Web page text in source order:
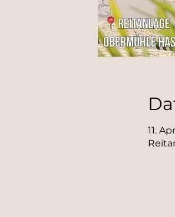
11.